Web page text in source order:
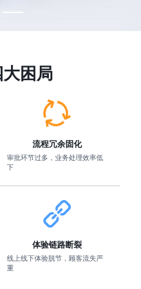
困局
流程冗余固化
审批环节过多，业务处理效率低
下
体验链路断裂
线上线下体验脱节，顾客流失严
重